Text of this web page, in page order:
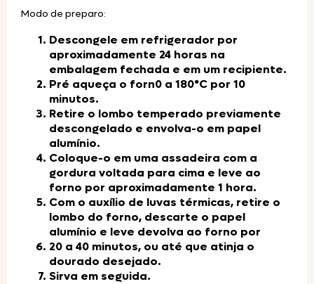
Modo de preparo:
Descongele em refrigerador por
aproximadamente 24 horas na
embalagem fechada e em um recipiente.
Pré aqueça o forn0 a 180°C por 10
minutos.
Retire o lombo temperado previamente
descongelado e envolva-o em papel
alumínio.
Coloque-o em uma assadeira com a
gordura voltada para cima e leve ao
forno por aproximadamente 1 hora.
Com o auxílio de luvas térmicas, retire o
lombo do forno, descarte o papel
alumínio e leve devolva ao forno por
20 a 40 minutos, ou até que atinja o
dourado desejado.
Sirva em seguida.